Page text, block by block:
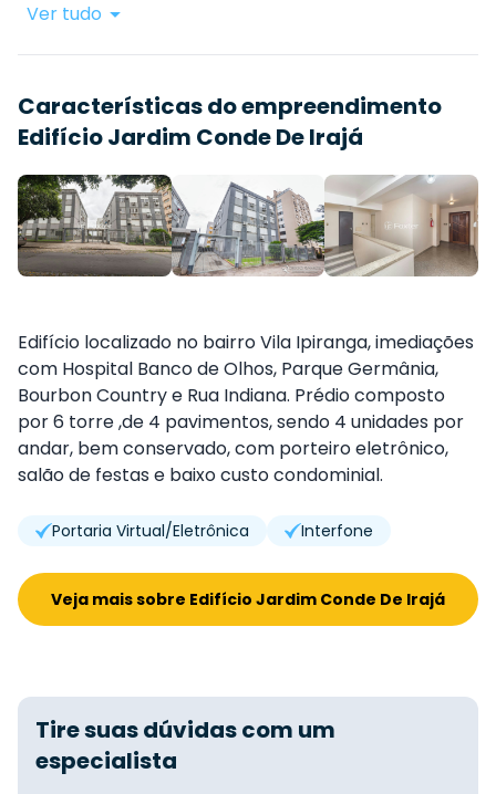
Ver tudo
Características do empreendimento
Edifício Jardim Conde De Irajá
Edifício localizado no bairro Vila Ipiranga, imediações
com Hospital Banco de Olhos, Parque Germânia,
Bourbon Country e Rua Indiana. Prédio composto
por 6 torre ,de 4 pavimentos, sendo 4 unidades por
andar, bem conservado, com porteiro eletrônico,
salão de festas e baixo custo condominial.
Portaria Virtual/Eletrônica Interfone
Veja mais sobre Edifício Jardim Conde De Irajá
Tire suas dúvidas com um
especialista